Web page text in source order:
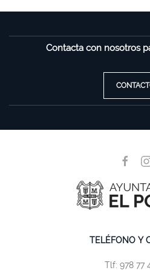
Contacta con nosotros
TELÉFONO Y
Tlf: 978 77